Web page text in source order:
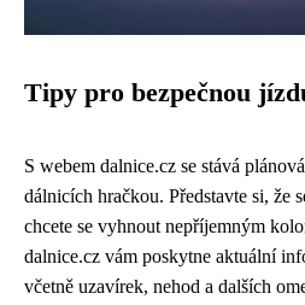
Tipy pro bezpečnou
S webem dalnice.cz se stává
dálnicích hračkou. Představte si, že
chcete se vyhnout nepříjemným
dalnice.cz vám poskytne aktuální
včetně uzavírek, nehod a dalších